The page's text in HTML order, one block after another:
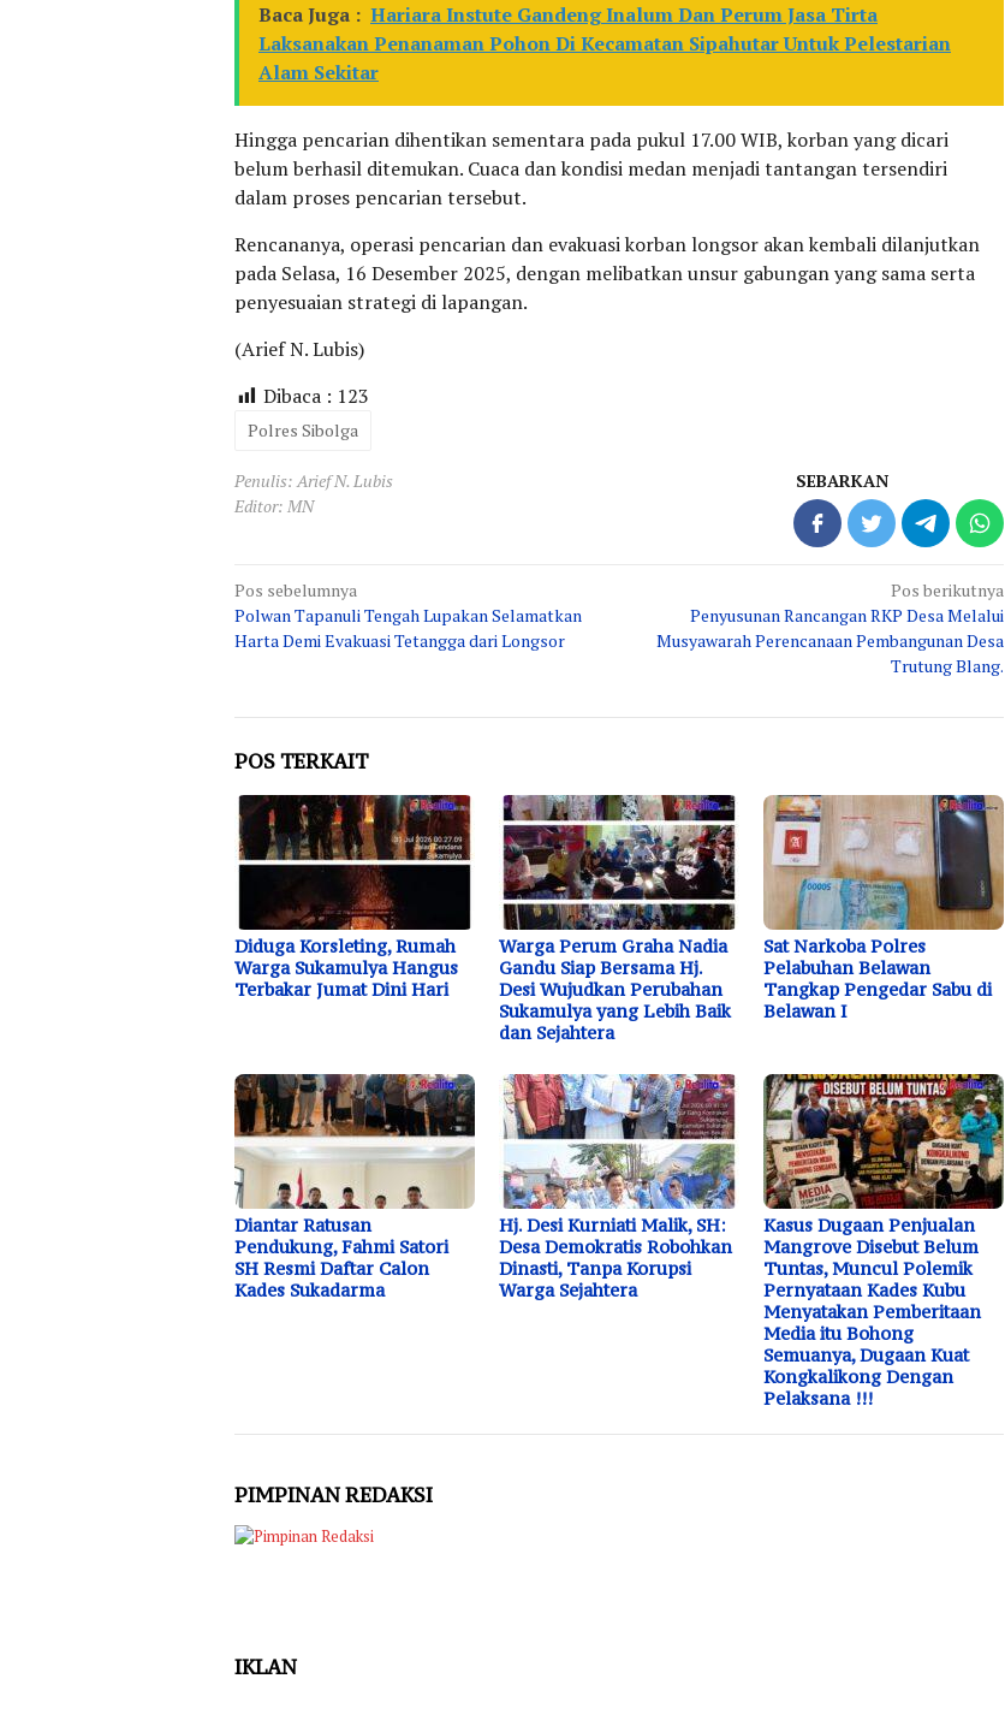
Baca Juga : Hariara Instute Gandeng Inalum Dan Perum Jasa Tirta
Laksanakan Penanaman Pohon Di Kecamatan Sipahutar Untuk Pelestarian
Alam Sekitar
Hingga pencarian dihentikan sementara pada pukul 17.00 WIB, korban yang dicari
belum berhasil ditemukan. Cuaca dan kondisi medan menjadi tantangan tersendiri
dalam proses pencarian tersebut.
Rencananya, operasi pencarian dan evakuasi korban longsor akan kembali dilanjutkan
pada Selasa, 16 Desember 2025, dengan melibatkan unsur gabungan yang sama serta
penyesuaian strategi di lapangan.
(Arief N. Lubis)
Dibaca : 123
Polres Sibolga
Penulis: Arief N. Lubis
Editor: MN
SEBARKAN
Navigasi
pos
Pos sebelumnya
Polwan Tapanuli Tengah Lupakan Selamatkan
Harta Demi Evakuasi Tetangga dari Longsor
Pos berikutnya
Penyusunan Rancangan RKP Desa Melalui
Musyawarah Perencanaan Pembangunan Desa
Trutung Blang.
POS TERKAIT
Diduga Korsleting, Rumah
Warga Sukamulya Hangus
Terbakar Jumat Dini Hari
Warga Perum Graha Nadia
Gandu Siap Bersama Hj.
Desi Wujudkan Perubahan
Sukamulya yang Lebih Baik
dan Sejahtera
Sat Narkoba Polres
Pelabuhan Belawan
Tangkap Pengedar Sabu di
Belawan I
Diantar Ratusan
Pendukung, Fahmi Satori
SH Resmi Daftar Calon
Kades Sukadarma
Hj. Desi Kurniati Malik, SH:
Desa Demokratis Robohkan
Dinasti, Tanpa Korupsi
Warga Sejahtera
Kasus Dugaan Penjualan
Mangrove Disebut Belum
Tuntas, Muncul Polemik
Pernyataan Kades Kubu
Menyatakan Pemberitaan
Media itu Bohong
Semuanya, Dugaan Kuat
Kongkalikong Dengan
Pelaksana !!!
PIMPINAN REDAKSI
IKLAN